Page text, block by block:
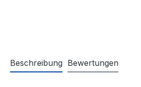
Beschreibung Bewertungen